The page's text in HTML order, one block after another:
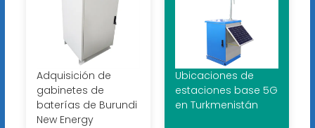
Adquisición de
gabinetes de
baterías de Burundi
New Energy
Ubicaciones de
estaciones base 5G
en Turkmenistán